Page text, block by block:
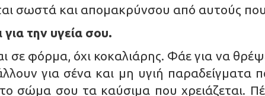
σωστά και απομακρύνσου από αυτούς
για την υγεία σου.
σε φόρμα, όχι κοκαλιάρης. Φάε για να
για σένα και μη υγιή παραδείγματα
σώμα σου τα καύσιμα που χρειάζεται.